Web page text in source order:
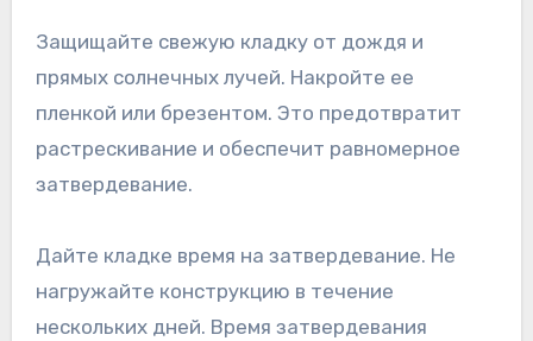
Защищайте свежую кладку от дождя и
прямых солнечных лучей. Накройте ее
пленкой или брезентом. Это предотвратит
растрескивание и обеспечит равномерное
затвердевание.
Дайте кладке время на затвердевание. Не
нагружайте конструкцию в течение
нескольких дней. Время затвердевания